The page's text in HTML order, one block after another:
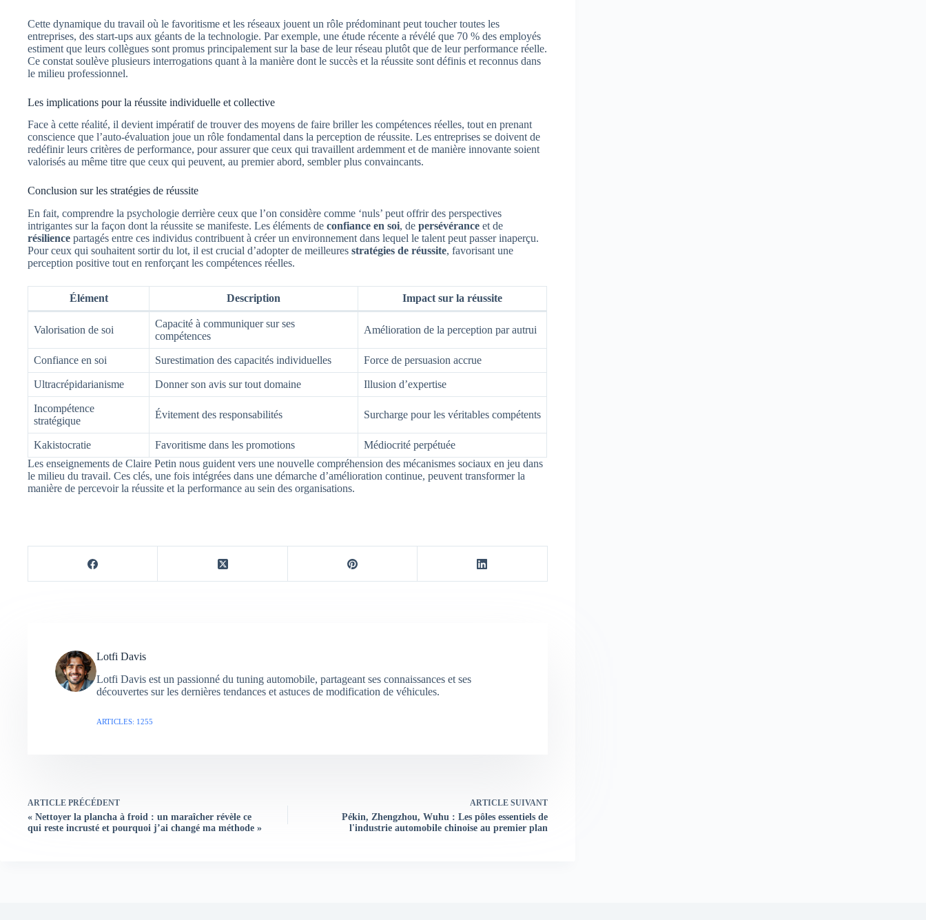
Cette dynamique du travail où le favoritisme et les réseaux jouent un rôle prédominant peut toucher toutes les
entreprises, des start-ups aux géants de la technologie. Par exemple, une étude récente a révélé que 70 % des employés
estiment que leurs collègues sont promus principalement sur la base de leur réseau plutôt que de leur performance réelle.
Ce constat soulève plusieurs interrogations quant à la manière dont le succès et la réussite sont définis et reconnus dans
le milieu professionnel.
Les implications pour la réussite individuelle et collective
Face à cette réalité, il devient impératif de trouver des moyens de faire briller les compétences réelles, tout en prenant
conscience que l’auto-évaluation joue un rôle fondamental dans la perception de réussite. Les entreprises se doivent de
redéfinir leurs critères de performance, pour assurer que ceux qui travaillent ardemment et de manière innovante soient
valorisés au même titre que ceux qui peuvent, au premier abord, sembler plus convaincants.
Conclusion sur les stratégies de réussite
En fait, comprendre la psychologie derrière ceux que l’on considère comme ‘nuls’ peut offrir des perspectives
intrigantes sur la façon dont la réussite se manifeste. Les éléments de confiance en soi, de persévérance et de
résilience partagés entre ces individus contribuent à créer un environnement dans lequel le talent peut passer inaperçu.
Pour ceux qui souhaitent sortir du lot, il est crucial d’adopter de meilleures stratégies de réussite, favorisant une
perception positive tout en renforçant les compétences réelles.
Élément Description Impact sur la réussite
Valorisation de soi
Capacité à communiquer sur ses
compétences
Amélioration de la perception par autrui
Confiance en soi Surestimation des capacités individuelles Force de persuasion accrue
Ultracrépidarianisme Donner son avis sur tout domaine Illusion d’expertise
Incompétence
stratégique
Évitement des responsabilités Surcharge pour les véritables compétents
Kakistocratie Favoritisme dans les promotions
Médiocrité perpétuée
Les enseignements de Claire Petin nous guident vers une nouvelle compréhension des mécanismes sociaux en jeu dans
le milieu du travail. Ces clés, une fois intégrées dans une démarche d’amélioration continue, peuvent transformer la
manière de percevoir la réussite et la performance au sein des organisations.
Lotfi Davis
Lotfi Davis est un passionné du tuning automobile, partageant ses connaissances et ses
découvertes sur les dernières tendances et astuces de modification de véhicules.
ARTICLES: 1255
ARTICLE PRÉCÉDENT
« Nettoyer la plancha à froid : un maraîcher révèle ce
qui reste incrusté et pourquoi j’ai changé ma méthode »
ARTICLESUIVANT
Pékin, Zhengzhou, Wuhu : Les pôles essentiels de
l'industrie automobile chinoise au premier plan